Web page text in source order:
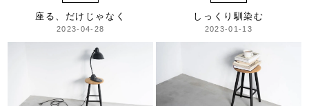
座る、だけじゃなく
2023-04-28
しっくり馴染む
2023-01-13